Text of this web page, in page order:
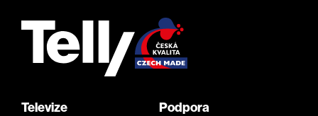
Televize Podpora